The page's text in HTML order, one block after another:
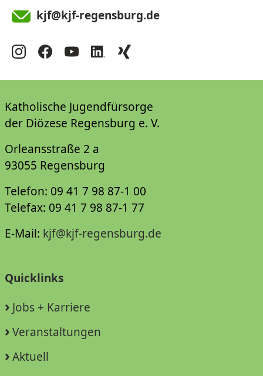
kjf@kjf-regensburg.de
Katholische Jugendfürsorge
der Diözese Regensburg e. V.
Orleansstraße 2 a
93055 Regensburg
Telefon: 09 41 7 98 87-1 00
Telefax: 09 41 7 98 87-1 77
E-Mail: kjf@kjf-regensburg.de
Quicklinks
Jobs + Karriere
Veranstaltungen
Aktuell